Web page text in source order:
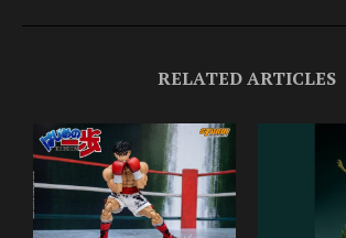
RELATED ARTICLES